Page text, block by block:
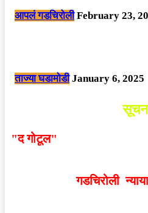
आपलं गडचिरोली February 23,
ताज्या घडामोडी January 6, 2025
"द गोटूल"
गडचिरोली